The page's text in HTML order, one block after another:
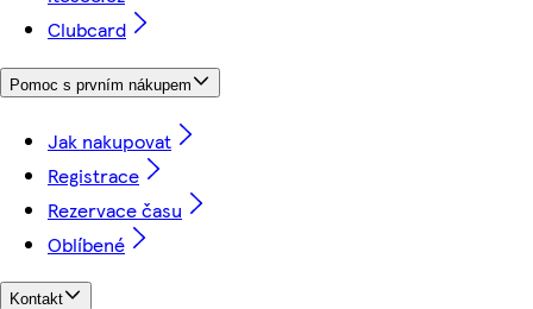
Clubcard
Pomoc s prvním nákupem
Jak nakupovat
Registrace
Rezervace času
Oblíbené
Kontakt